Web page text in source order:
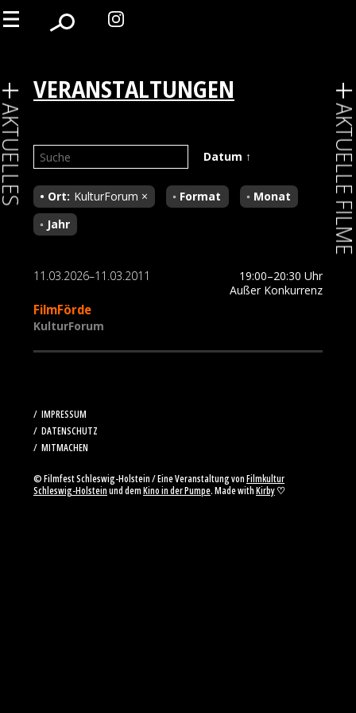
VERANSTALTUNGEN
Datum ↑
Ort KulturForum × Format
Monat
Jahr
FilmFörde
11.03.2026–11.03.2011
19:00–20:30 Uhr
Außer Konkurrenz
KulturForum
IMPRESSUM
DATENSCHUTZ
MITMACHEN
© Filmfest Schleswig-Holstein / Eine Veranstaltung vonFilmkultur
Schleswig-Holsteinund demKino in der Pumpe. Made withKirby♡